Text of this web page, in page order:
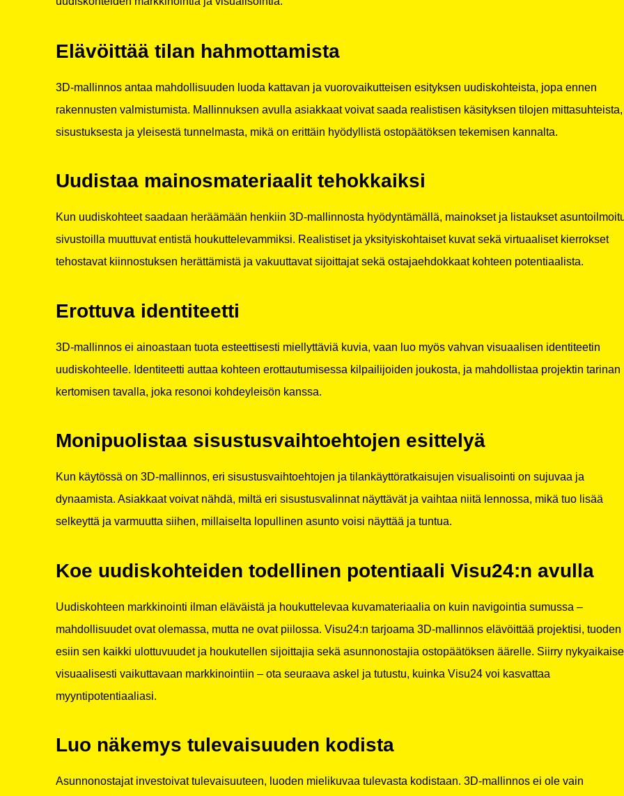
Elävöittää tilan hahmottamista
3D-mallinnos antaa mahdollisuuden luoda kattavan ja vuorovaikutteisen esityksen uudiskohteista, jopa ennen
rakennusten valmistumista. Mallinnuksen avulla asiakkaat voivat saada realistisen käsityksen tilojen mittasuhteista,
sisustuksesta ja yleisestä tunnelmasta, mikä on erittäin hyödyllistä ostopäätöksen tekemisen kannalta.
Uudistaa mainosmateriaalit tehokkaiksi
Kun uudiskohteet saadaan heräämään henkiin 3D-mallinnosta hyödyntämällä, mainokset ja listaukset
sivustoilla muuttuvat entistä houkuttelevammiksi. Realistiset ja yksityiskohtaiset kuvat sekä virtuaaliset kierrokset
tehostavat kiinnostuksen herättämistä ja vakuuttavat sijoittajat sekä ostajaehdokkaat kohteen potentiaalista.
Erottuva identiteetti
3D-mallinnos ei ainoastaan tuota esteettisesti miellyttäviä kuvia, vaan luo myös vahvan visuaalisen identiteetin
uudiskohteelle. Identiteetti auttaa kohteen erottautumisessa kilpailijoiden joukosta, ja mahdollistaa projektin tarinan
kertomisen tavalla, joka resonoi kohdeyleisön kanssa.
Monipuolistaa sisustusvaihtoehtojen esittelyä
Kun käytössä on 3D-mallinnos, eri sisustusvaihtoehtojen ja tilankäyttöratkaisujen visualisointi on sujuvaa ja
dynaamista. Asiakkaat voivat nähdä, miltä eri sisustusvalinnat näyttävät ja vaihtaa niitä lennossa, mikä tuo lisää
selkeyttä ja varmuutta siihen, millaiselta lopullinen asunto voisi näyttää ja tuntua.
Koe uudiskohteiden todellinen potentiaali Visu24:n avulla
Uudiskohteen markkinointi ilman eläväistä ja houkuttelevaa kuvamateriaalia on kuin navigointia sumussa –
mahdollisuudet ovat olemassa, mutta ne ovat piilossa. Visu24:n tarjoama 3D-mallinnos elävöittää projektisi, tuoden
esiin sen kaikki ulottuvuudet ja houkutellen sijoittajia sekä asunnonostajia ostopäätöksen äärelle. Siirry
visuaalisesti vaikuttavaan markkinointiin – ota seuraava askel ja tutustu, kuinka Visu24 voi kasvattaa
myyntipotentiaaliasi.
Luo näkemys tulevaisuuden kodista
Asunnonostajat investoivat tulevaisuuteen, luoden mielikuvaa tulevasta kodistaan. 3D-mallinnos ei ole vain